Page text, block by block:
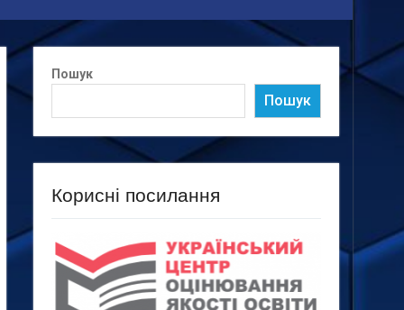
Пошук
Пошук
Корисні посилання